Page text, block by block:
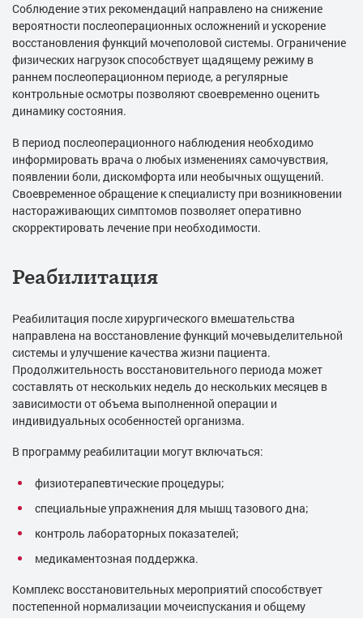
Соблюдение этих рекомендаций направлено на снижение
вероятности послеоперационных осложнений и ускорение
восстановления функций мочеполовой системы. Ограничение
физических нагрузок способствует щадящему режиму в
раннем послеоперационном периоде, а регулярные
контрольные осмотры позволяют своевременно оценить
динамику состояния.
В период послеоперационного наблюдения необходимо
информировать врача о любых изменениях самочувствия,
появлении боли, дискомфорта или необычных ощущений.
Своевременное обращение к специалисту при возникновении
настораживающих симптомов позволяет оперативно
скорректировать лечение при необходимости.
Реабилитация
Реабилитация после хирургического вмешательства
направлена на восстановление функций мочевыделительной
системы и улучшение качества жизни пациента.
Продолжительность восстановительного периода может
составлять от нескольких недель до нескольких месяцев в
зависимости от объема выполненной операции и
индивидуальных особенностей организма.
В программу реабилитации могут включаться:
физиотерапевтические процедуры;
специальные упражнения для мышц тазового дна;
контроль лабораторных показателей;
медикаментозная поддержка.
Комплекс восстановительных мероприятий способствует
постепенной нормализации мочеиспускания и общему